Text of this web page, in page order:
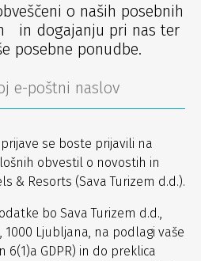
o naših posebnih
in dogajanju pri nas ter
posebne ponudbe.
se boste prijavili na
obvestil o novostih in
& Resorts (Sava Turizem d.d.).
bo Sava Turizem d.d.,
1000 Ljubljana, na podlagi vaše
6(1)a GDPR) in do preklica